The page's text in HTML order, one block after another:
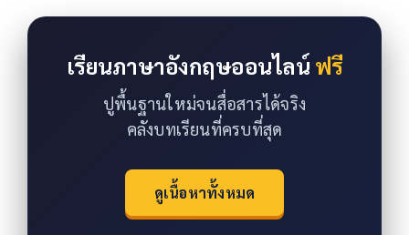
เรียนภาษาอังกฤษออนไลน์ ฟรี
ปูพื้นฐานใหม่จนสื่อสารได้จริง
คลังบทเรียนที่ครบที่สุด
ดูเนื้อหาทั้งหมด